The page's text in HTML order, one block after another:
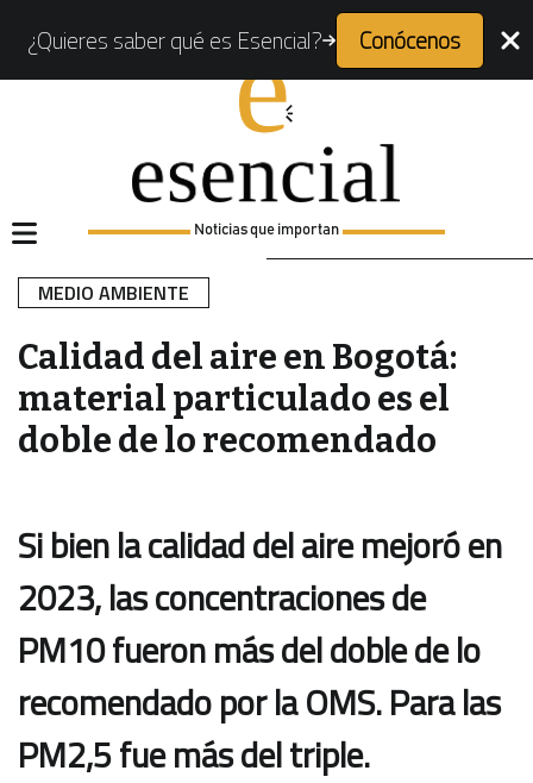
¿Quieres saber qué es Esencial? Conócenos
Noticias que importan
MEDIO AMBIENTE
Calidad del aire en Bogotá:
material particulado es el
doble de lo recomendado
Si bien la calidad del aire mejoró en
2023, las concentraciones de
PM10 fueron más del doble de lo
recomendado por la OMS. Para las
PM2,5 fue más del triple.